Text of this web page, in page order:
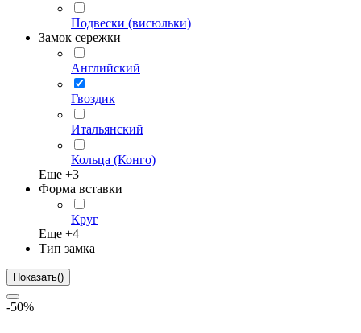
Подвески (висюльки)
Замок сережки
Английский
Гвоздик
Итальянский
Кольца (Конго)
Еще +3
Форма вставки
Круг
Еще +4
Тип замка
Показать()
-50%